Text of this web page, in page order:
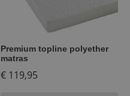
Premium topline polyether
matras
€ 119,95